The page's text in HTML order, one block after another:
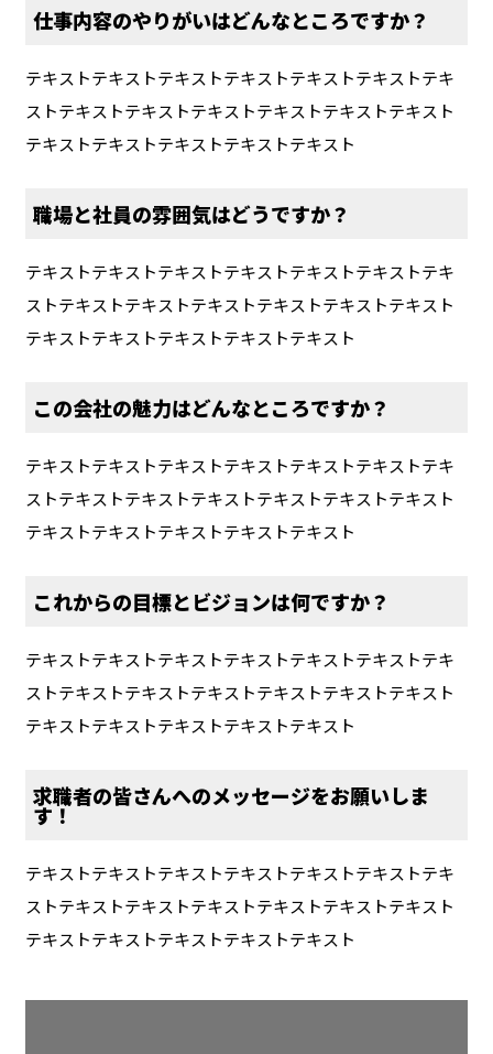
仕事内容のやりがいはどんなところですか？
テキストテキストテキストテキストテキストテキストテキ
ストテキストテキストテキストテキストテキストテキスト
テキストテキストテキストテキストテキスト
職場と社員の雰囲気はどうですか？
テキストテキストテキストテキストテキストテキストテキ
ストテキストテキストテキストテキストテキストテキスト
テキストテキストテキストテキストテキスト
この会社の魅力はどんなところですか？
テキストテキストテキストテキストテキストテキストテキ
ストテキストテキストテキストテキストテキストテキスト
テキストテキストテキストテキストテキスト
これからの目標とビジョンは何ですか？
テキストテキストテキストテキストテキストテキストテキ
ストテキストテキストテキストテキストテキストテキスト
テキストテキストテキストテキストテキスト
求職者の皆さんへのメッセージをお願いしま
す！
テキストテキストテキストテキストテキストテキストテキ
ストテキストテキストテキストテキストテキストテキスト
テキストテキストテキストテキストテキスト